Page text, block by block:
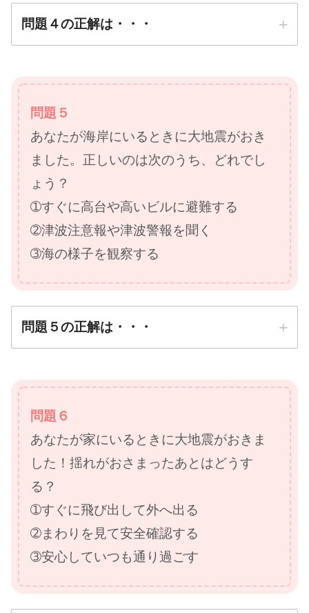
問題４の正解は・・・
防災先生
問題５
あなたが海岸にいるときに大地震がおき
ました。正しいのは次のうち、どれでし
ょう？
➀すぐに高台や高いビルに避難する
➁津波注意報や津波警報を聞く
➂海の様子を観察する
問題５の正解は・・・
防災先生
問題６
あなたが家にいるときに大地震がおきま
した！揺れがおさまったあとはどうす
る？
➀すぐに飛び出して外へ出る
➁まわりを見て安全確認する
➂安心していつも通り過ごす